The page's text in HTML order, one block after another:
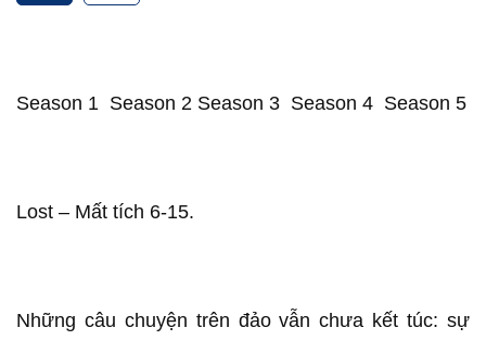
Season 1 Season 2 Season 3 Season 4 Season 5
Lost – Mất tích 6-15.
Những câu chuyện trên đảo vẫn chưa kết túc: sự